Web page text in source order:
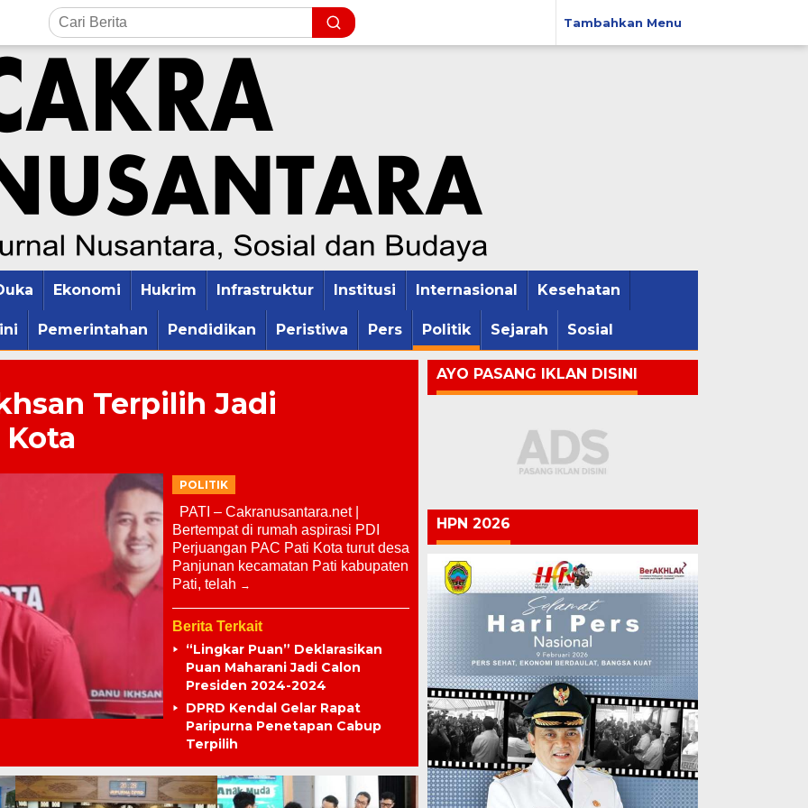
Tambahkan Menu
Ekonomi Hukrim Infrastruktur Institusi Internasional Kesehatan
Pemerintahan Pendidikan Peristiwa Pers Politik Sejarah Sosial
Terpilih Jadi
POLITIK
PATI – Cakranusantara.net |
Bertempat di rumah aspirasi PDI
Perjuangan PAC Pati Kota turut desa
Panjunan kecamatan Pati kabupaten
Pati, telah
Berita Terkait
“Lingkar Puan” Deklarasikan
Puan Maharani Jadi Calon
Presiden 2024-2024
DPRD Kendal Gelar Rapat
Paripurna Penetapan Cabup
Terpilih
Lapas Pati Berikan Premi
AYO PASANG IKLAN DISINI
HPN 2026